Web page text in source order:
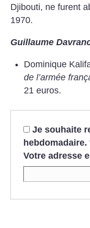
Djibouti, ne furent
1970.
Guillaume
Dominique
de l’armée
21 euros.
Je souhaite
hebdomadaire.
Votre adresse